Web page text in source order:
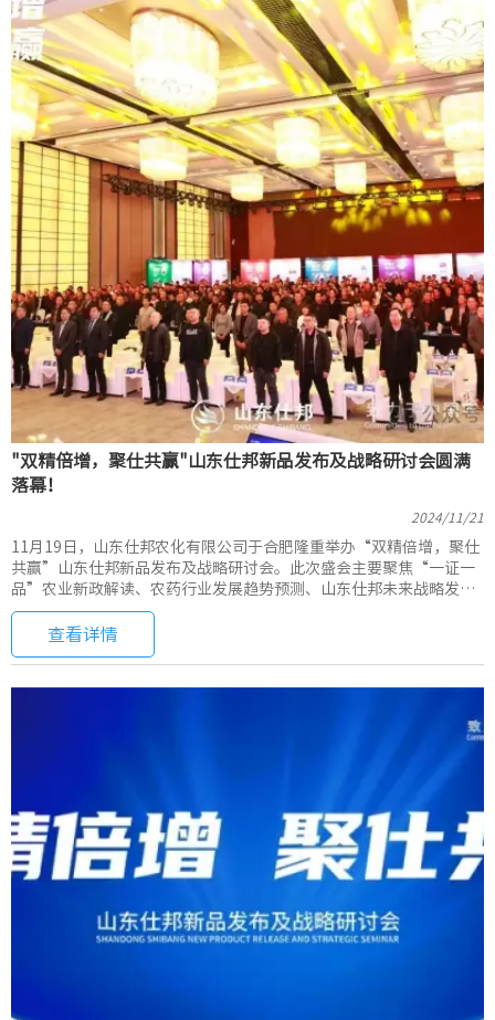
"双精倍增，聚仕共赢"山东仕邦新品发布及战略研讨会圆满
落幕！
2024/11/21
11月19日，山东仕邦农化有限公司于合肥隆重举办“双精倍增，聚仕
共赢”山东仕邦新品发布及战略研讨会。此次盛会主要聚焦“一证一
品”农业新政解读、农药行业发展趋势预测、山东仕邦未来战略发展
规划以及新品发布四个重要版块展开。
查看详情